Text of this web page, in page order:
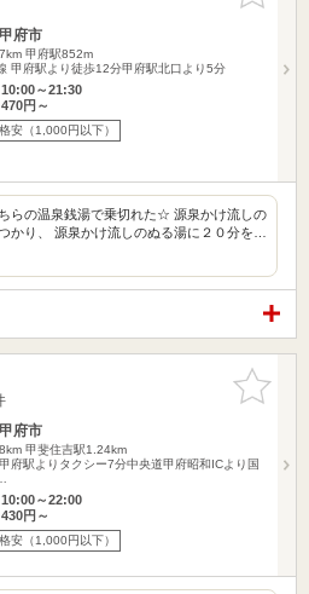
府市
甲府駅852m
甲府駅より徒歩12分甲府駅北口より5分
～21:30
円～
格安（1,000円以下）
らの温泉銭湯で乗切れた☆ 源泉かけ流しの
かり、 源泉かけ流しのぬる湯に２０分を…
お気に入
りに追加
府市
甲斐住吉駅1.24km
府駅よりタクシー7分中央道甲府昭和ICより国
～22:00
円～
格安（1,000円以下）